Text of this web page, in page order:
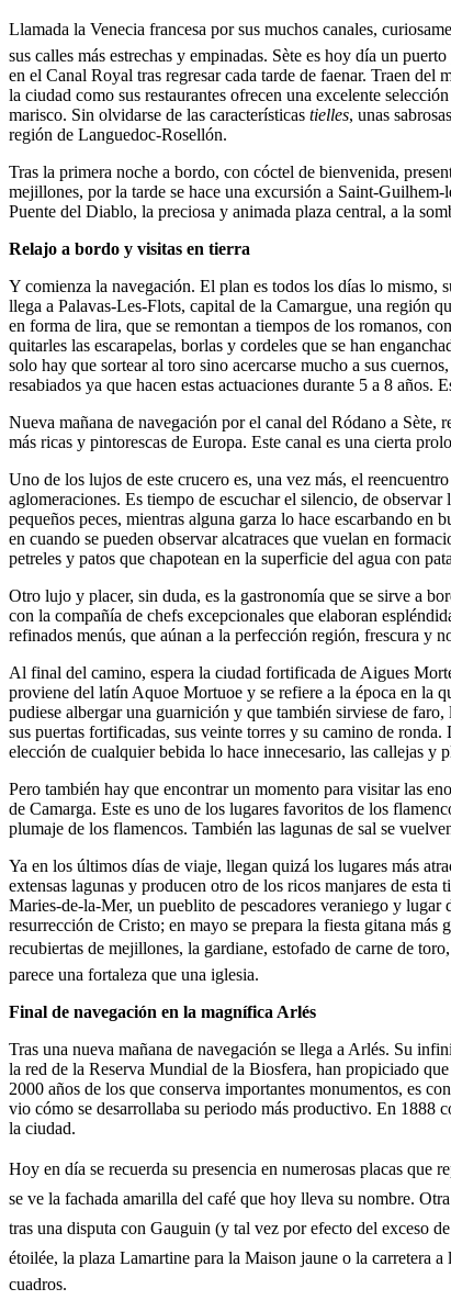
Llamada la Venecia francesa por sus muchos canales,
sus calles más estrechas y empinadas. Sète es hoy día un
en el Canal Royal tras regresar cada tarde de faenar. Traen
la ciudad como sus restaurantes ofrecen una excelente
marisco. Sin olvidarse de las características tielles, unas
región de Languedoc-Rosellón.
Tras la primera noche a bordo, con cóctel de bienvenida,
mejillones, por la tarde se hace una excursión a Saint-
Puente del Diablo, la preciosa y animada plaza central, a la
Relajo a bordo y visitas en tierra
Y comienza la navegación. El plan es todos los días lo mismo,
llega a Palavas-Les-Flots, capital de la Camargue, una región
en forma de lira, que se remontan a tiempos de los romanos,
quitarles las escarapelas, borlas y cordeles que se han
solo hay que sortear al toro sino acercarse mucho a sus
resabiados ya que hacen estas actuaciones durante 5 a 8
Nueva mañana de navegación por el canal del Ródano a Sète,
más ricas y pintorescas de Europa. Este canal es una cierta
Uno de los lujos de este crucero es, una vez más, el
aglomeraciones. Es tiempo de escuchar el silencio, de
pequeños peces, mientras alguna garza lo hace escarbando
en cuando se pueden observar alcatraces que vuelan en
petreles y patos que chapotean en la superficie del agua con
Otro lujo y placer, sin duda, es la gastronomía que se sirve a
con la compañía de chefs excepcionales que elaboran
refinados menús, que aúnan a la perfección región, frescura y
Al final del camino, espera la ciudad fortificada de Aigues
proviene del latín Aquoe Mortuoe y se refiere a la época en la
pudiese albergar una guarnición y que también sirviese de
sus puertas fortificadas, sus veinte torres y su camino de
elección de cualquier bebida lo hace innecesario, las callejas y
Pero también hay que encontrar un momento para visitar las
de Camarga. Este es uno de los lugares favoritos de los
plumaje de los flamencos. También las lagunas de sal se
Ya en los últimos días de viaje, llegan quizá los lugares más
extensas lagunas y producen otro de los ricos manjares de
Maries-de-la-Mer, un pueblito de pescadores veraniego y lugar
resurrección de Cristo; en mayo se prepara la fiesta gitana más
recubiertas de mejillones, la gardiane, estofado de carne de
parece una fortaleza que una iglesia.
Final de navegación en la magnífica Arlés
Tras una nueva mañana de navegación se llega a Arlés. Su
la red de la Reserva Mundial de la Biosfera, han propiciado
2000 años de los que conserva importantes monumentos, es
vio cómo se desarrollaba su periodo más productivo. En 1888
la ciudad.
Hoy en día se recuerda su presencia en numerosas placas que
se ve la fachada amarilla del café que hoy lleva su nombre.
tras una disputa con Gauguin (y tal vez por efecto del exceso
étoilée, la plaza Lamartine para la Maison jaune o la
cuadros.